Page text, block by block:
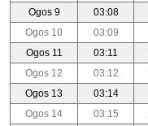
Ogos 9
03:08
Ogos 10
03:09
Ogos 11
03:11
Ogos 12
03:12
Ogos 13
03:14
Ogos 14
03:15